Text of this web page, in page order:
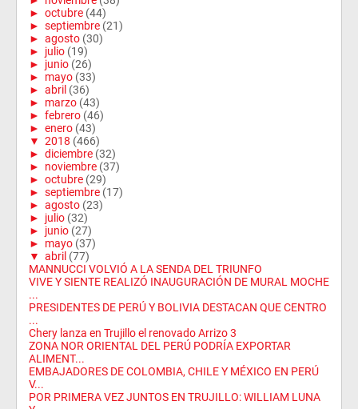
► octubre (44)
► septiembre (21)
► agosto (30)
► julio (19)
► junio (26)
► mayo (33)
► abril (36)
► marzo (43)
► febrero (46)
► enero (43)
▼ 2018 (466)
► diciembre (32)
► noviembre (37)
► octubre (29)
► septiembre (17)
► agosto (23)
► julio (32)
► junio (27)
► mayo (37)
▼ abril (77)
MANNUCCI VOLVIÓ A LA SENDA DEL TRIUNFO
VIVE Y SIENTE REALIZÓ INAUGURACIÓN DE MURAL MOCHE
...
PRESIDENTES DE PERÚ Y BOLIVIA DESTACAN QUE CENTRO
...
Chery lanza en Trujillo el renovado Arrizo 3
ZONA NOR ORIENTAL DEL PERÚ PODRÍA EXPORTAR
ALIMENT...
EMBAJADORES DE COLOMBIA, CHILE Y MÉXICO EN PERÚ
V...
POR PRIMERA VEZ JUNTOS EN TRUJILLO: WILLIAM LUNA